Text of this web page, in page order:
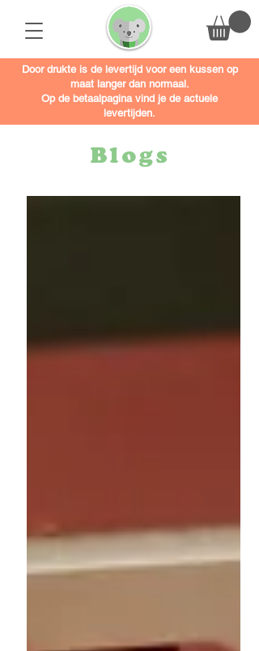
Door drukte is de levertijd voor een kussen op
maat langer dan normaal.
Op de betaalpagina vind je de actuele
levertijden.
Blogs